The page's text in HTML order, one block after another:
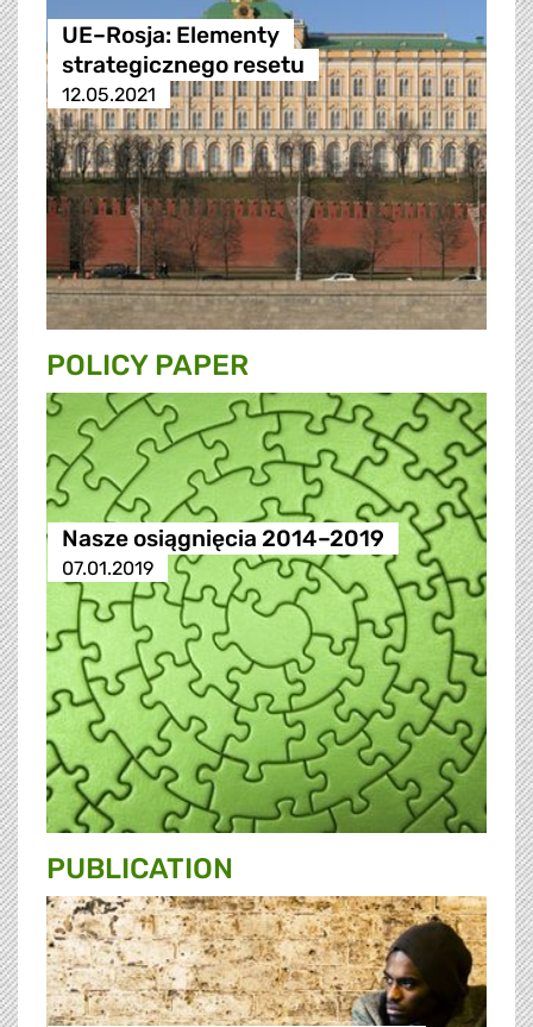
UE–Rosja: Elementy
strategicznego resetu
12.05.2021
POLICY PAPER
Nasze osiągnięcia 2014–2019
07.01.2019
PUBLICATION